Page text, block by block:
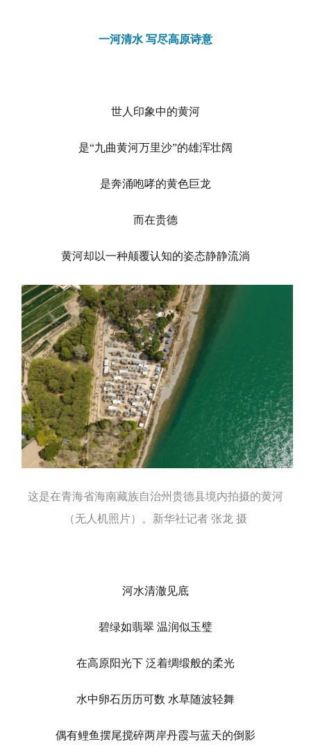
一河清水 写尽高原诗意
世人印象中的黄河
是“九曲黄河万里沙”的雄浑壮阔
是奔涌咆哮的黄色巨龙
而在贵德
黄河却以一种颠覆认知的姿态静静流淌
这是在青海省海南藏族自治州贵德县境内拍摄的黄河
（无人机照片）。新华社记者 张龙 摄
河水清澈见底
碧绿如翡翠 温润似玉璧
在高原阳光下 泛着绸缎般的柔光
水中卵石历历可数 水草随波轻舞
偶有鲤鱼摆尾搅碎两岸丹霞与蓝天的倒影